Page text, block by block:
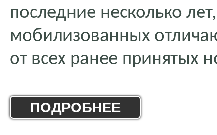
последние несколько
мобилизованных
от всех ранее принятых
ПОДРОБНЕЕ